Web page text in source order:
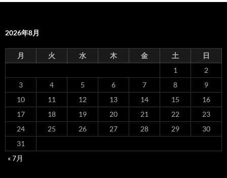
2026年8月
月 火 水 木 金 土
日
1
2
3
4 5 6 7 8
9
10
11 12 13 14 15
16
17
18 19 20 21 22
23
24
25 26 27 28 29
30
31
« 7月